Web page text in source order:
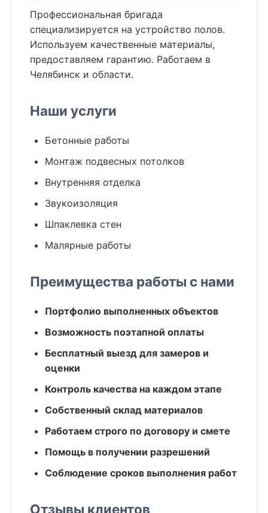
Профессиональная бригада
специализируется на устройство полов.
Используем качественные материалы,
предоставляем гарантию. Работаем в
Челябинск и области.
Наши услуги
Бетонные работы
Монтаж подвесных потолков
Внутренняя отделка
Звукоизоляция
Шпаклевка стен
Малярные работы
Преимущества работы с нами
Портфолио выполненных объектов
Возможность поэтапной оплаты
Бесплатный выезд для замеров и
оценки
Контроль качества на каждом этапе
Собственный склад материалов
Работаем строго по договору и смете
Помощь в получении разрешений
Соблюдение сроков выполнения работ
Отзывы клиентов